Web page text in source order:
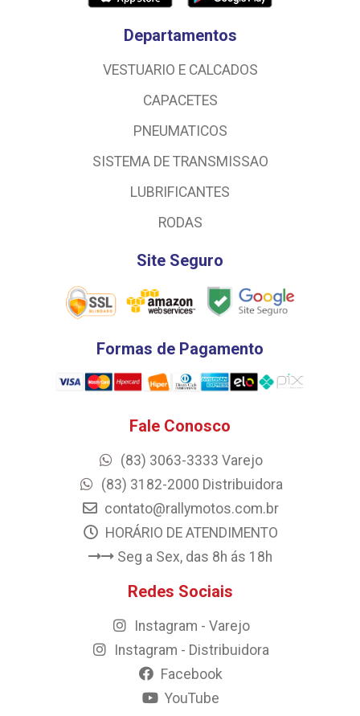
Departamentos
VESTUARIO E CALCADOS
CAPACETES
PNEUMATICOS
SISTEMA DE TRANSMISSAO
LUBRIFICANTES
RODAS
Site Seguro
Formas de Pagamento
Fale Conosco
(83) 3063-3333 Varejo
(83) 3182-2000 Distribuidora
contato@rallymotos.com.br
HORÁRIO DE ATENDIMENTO
Seg a Sex, das 8h ás 18h
Redes Sociais
Instagram - Varejo
Instagram - Distribuidora
Facebook
YouTube